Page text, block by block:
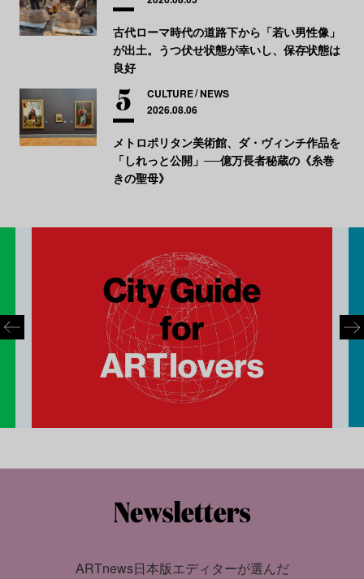
古代ローマ時代の道路下から「若い男性像」
が出土。うつ伏せ状態が幸いし、保存状態は
良好
CULTURE NEWS
2026.08.06
メトロポリタン美術館、ダ・ヴィンチ作品を
「しれっと公開」──億万長者秘蔵の《糸巻
きの聖母》
ARTnews日本版エディターが選んだ